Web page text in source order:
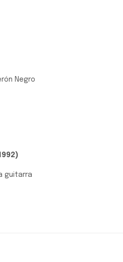
Negro
guitarra